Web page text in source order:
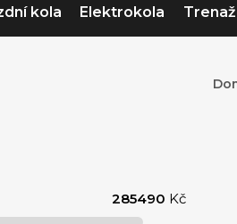
kola Elektrokola
285490 Kč